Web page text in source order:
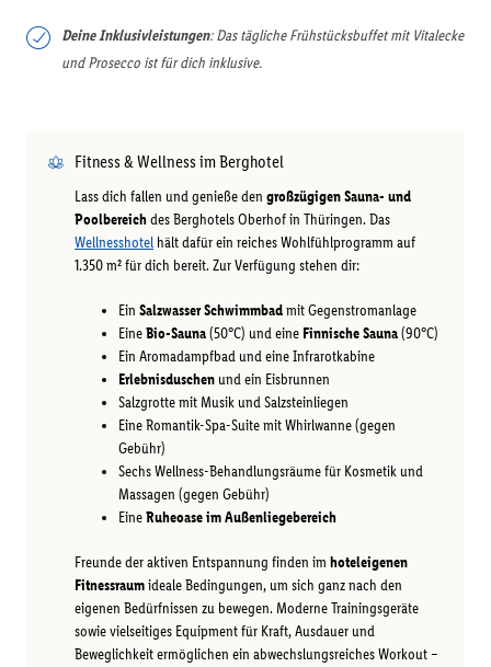
Deine Inklusivleistungen: Das tägliche Frühstücksbuffet mit Vitalecke
und Prosecco ist für dich inklusive.
Fitness & Wellness im Berghotel
Lass dich fallen und genieße den großzügigen Sauna- und
Poolbereichdes Berghotels Oberhof in Thüringen. Das
Wellnesshotel hält dafür ein reiches Wohlfühlprogramm auf
1.350 m² für dich bereit. Zur Verfügung stehen dir:
Ein Salzwasser Schwimmbadmit Gegenstromanlage
EineBio-Sauna(50°C) und eine Finnische Sauna(90°C)
Ein Aromadampfbad und eine Infrarotkabine
Erlebnisduschen und ein Eisbrunnen
Salzgrotte mit Musik und Salzsteinliegen
Eine Romantik-Spa-Suite mit Whirlwanne (gegen
Gebühr)
Sechs Wellness-Behandlungsräume für Kosmetik und
Massagen (gegen Gebühr)
EineRuheoase im Außenliegebereich
Freunde der aktiven Entspannung finden im hoteleigenen
Fitnessraumideale Bedingungen, um sich ganz nach den
eigenen Bedürfnissen zu bewegen. Moderne Trainingsgeräte
sowie vielseitiges Equipment für Kraft, Ausdauer und
Beweglichkeit ermöglichen ein abwechslungsreiches Workout –